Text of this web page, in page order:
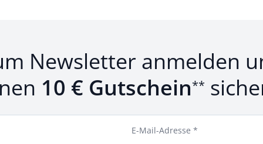
Newsletter anmelden
10 € Gutschein**
E-Mail-Adresse *